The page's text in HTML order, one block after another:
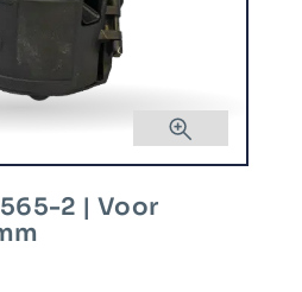
2 | Voor